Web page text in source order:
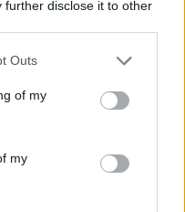
further disclose it to other
Outs
of my
my
pöytään – kolme komeaa
osumaa avausjaksolla
kaavio